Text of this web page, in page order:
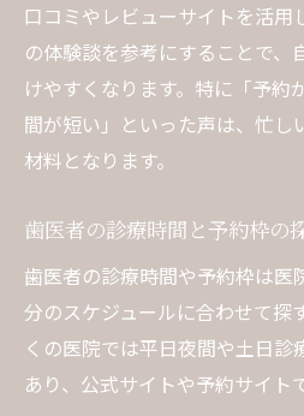
仕事帰りに立ち寄れ
通勤中でも予約しや
歯医者選びで重視し
口コミやレビューサイトを活用
の体験談を参考にすることで、
けやすくなります。特に「予約
間が短い」といった声は、忙し
材料となります。
歯医者の診療時間と予約枠の
歯医者の診療時間や予約枠は医
分のスケジュールに合わせて探
くの医院では平日夜間や土日診
あり、公式サイトや予約サイト